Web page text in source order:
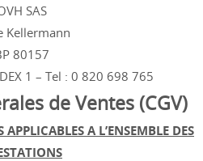
SAS
Kellermann
80157
1 – Tel : 0 820 698 765
de Ventes (CGV)
A L’ENSEMBLE DES